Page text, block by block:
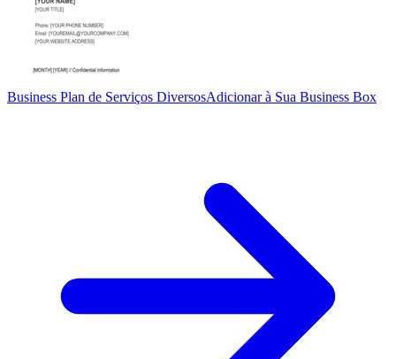
Business Plan de Serviços DiversosAdicionar à Sua Business Box